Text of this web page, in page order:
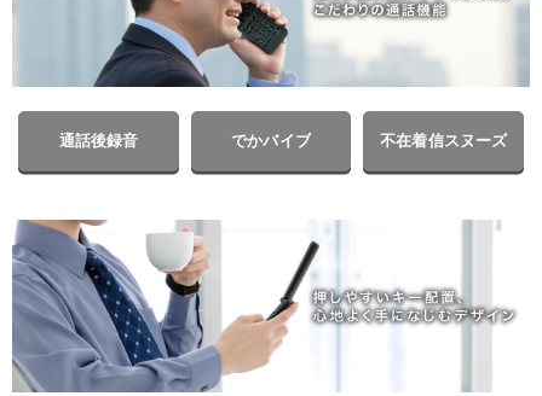
通話後録音 でかバイブ 不在着信スヌーズ